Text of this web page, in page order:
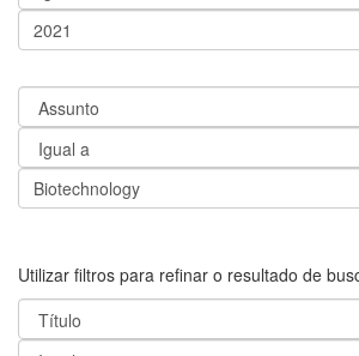
Utilizar filtros para refinar o resultado de